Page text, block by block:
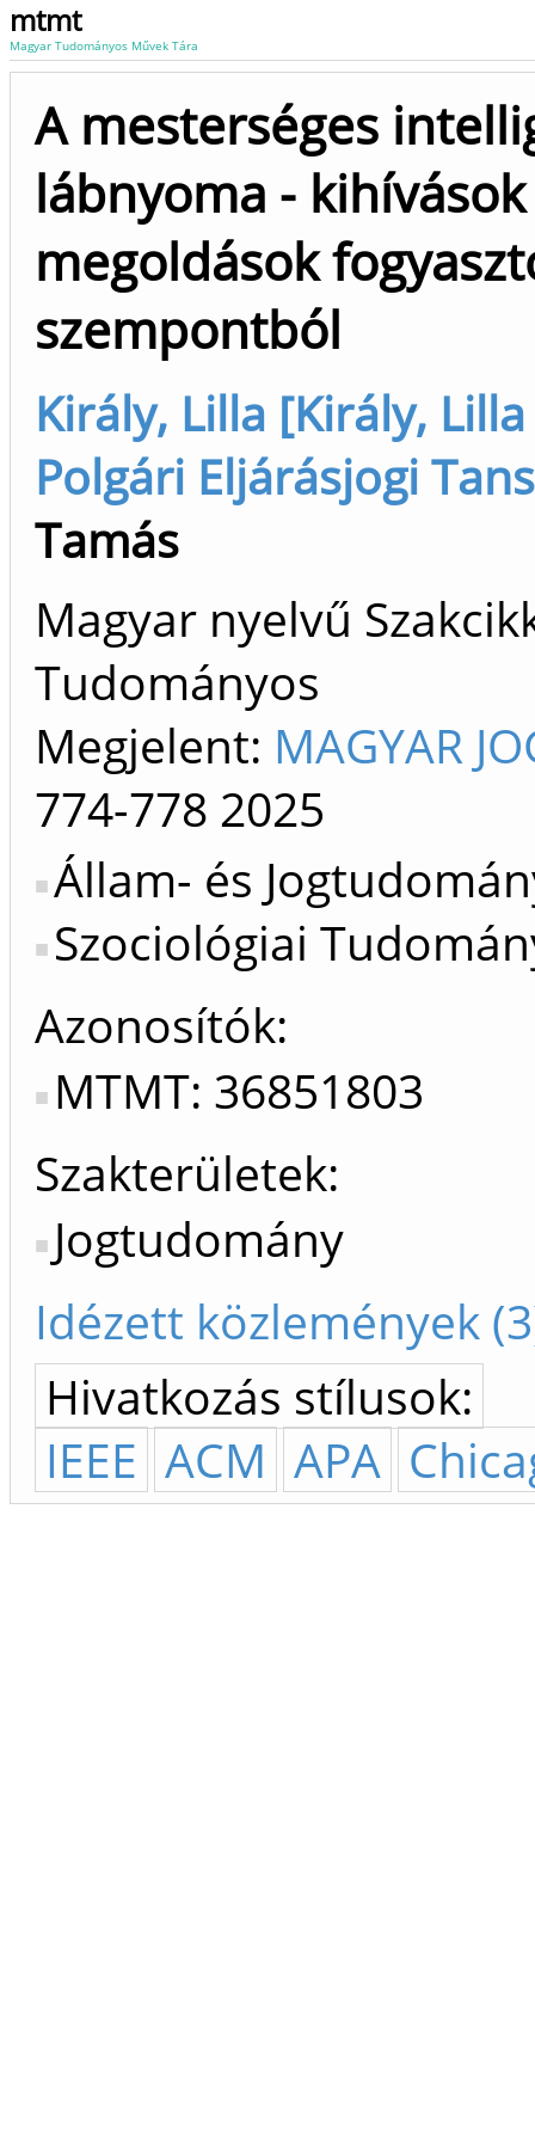
mtmt
Magyar Tudományos Művek Tára
A mesterséges
lábnyoma -
megoldások
szempontból
Király, Lilla [Király,
Polgári Eljárásjogi
Tamás
Magyar nyelvű
Tudományos
Megjelent: MAGYAR
774-778 2025
Állam- és
Szociológiai
Azonosítók
MTMT: 36851803
Szakterületek:
Jogtudomány
Idézett közlemények
Hivatkozás stílusok:
IEEE ACM APA